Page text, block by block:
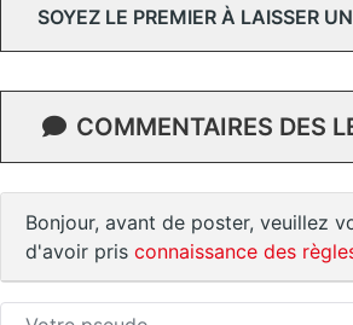
SOYEZ LE PREMIER À LAISSER
COMMENTAIRES DES
Bonjour, avant de poster, veuillez
d'avoir pris connaissance des